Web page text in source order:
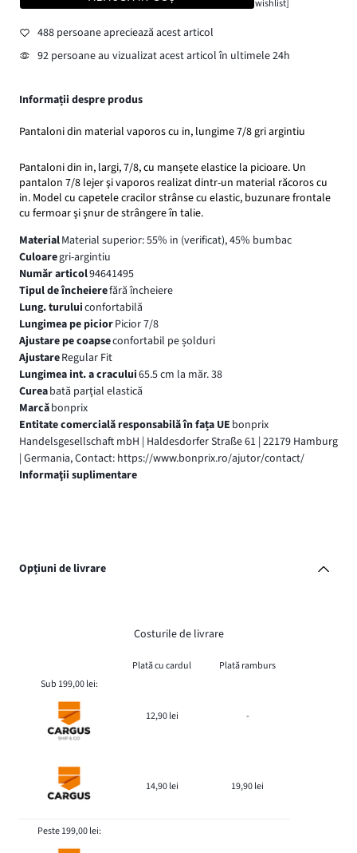
wishlist]
488 persoane apreciează acest articol
92 persoane au vizualizat acest articol în ultimele 24h
Informații despre produs
Pantaloni din material vaporos cu in, lungime 7/8 gri argintiu
Pantaloni din in, largi, 7/8, cu manșete elastice la picioare. Un
pantalon 7/8 lejer şi vaporos realizat dintr-un material răcoros cu
in. Model cu capetele cracilor strânse cu elastic, buzunare frontale
cu fermoar şi şnur de strângere în talie.
MaterialMaterial superior: 55% in (verificat), 45% bumbac
Culoaregri-argintiu
Număr articol94641495
Tipul de încheierefără încheiere
Lung. turuluiconfortabilă
Lungimea pe piciorPicior 7/8
Ajustare pe coapseconfortabil pe șolduri
AjustareRegular Fit
Lungimea int. a cracului65.5 cm la măr. 38
Cureabată parţial elastică
Marcăbonprix
Entitate comercială responsabilă în fața UE bonprix
Handelsgesellschaft mbH | Haldesdorfer Straße 61 | 22179 Hamburg
| Germania, Contact: https://www.bonprix.ro/ajutor/contact/
Informaţii suplimentare
Opțiuni de livrare
Costurile de livrare
Plată cu cardul
Plată ramburs
Sub 199,00 lei:
12,90 lei -
14,90 lei 19,90 lei
Peste 199,00 lei: